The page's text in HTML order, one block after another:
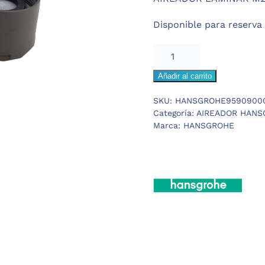
41,74 €.31,31 €.
Disponible para reserva
LAMINAR
COCINA
cantidad
Añadir al carrito
SKU:
Categoría: AIREADOR
Marca: HANSGROHE